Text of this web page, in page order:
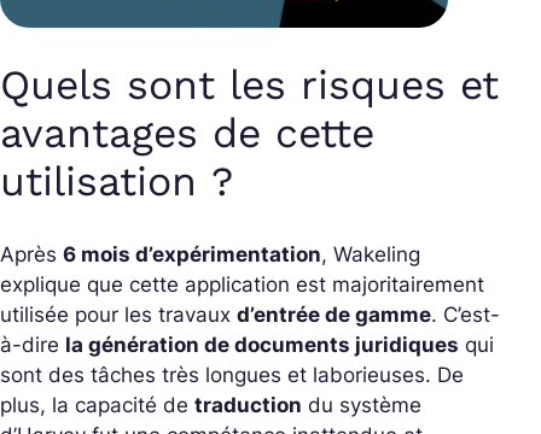
Quels sont les risques et
avantages de cette
utilisation ?
Après 6 mois d’expérimentation, Wakeling
explique que cette application est majoritairement
utilisée pour les travaux d’entrée de gamme. C’est-
à-dire la génération de documents juridiques qui
sont des tâches très longues et laborieuses. De
plus, la capacité de traduction du système